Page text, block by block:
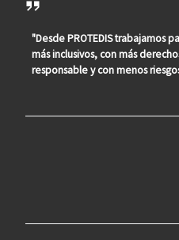
"Desde PROTEDIS trabajamos
más inclusivos, con más
responsable y con menos